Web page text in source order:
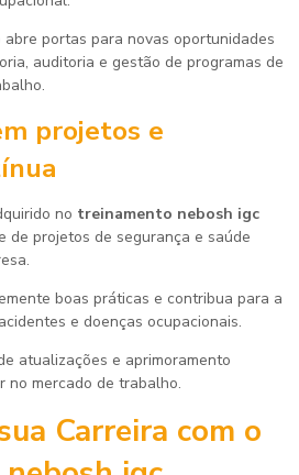
portas para novas oportunidades
auditoria e gestão de programas de
projetos e
no treinamento nebosh igc
de projetos de segurança e saúde
boas práticas e contribua para a
e doenças ocupacionais.
atualizações e aprimoramento
no mercado de trabalho.
Carreira com o